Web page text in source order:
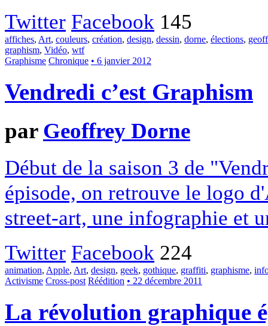
Twitter Facebook 145
affiches, Art, couleurs, création, design, dessin, dorne, élections,
graphism, Vidéo, wtf
Graphisme Chronique • 6 janvier 2012
Vendredi c’est Graphism
par Geoffrey Dorne
Début de la saison 3 de
épisode, on retrouve le logo
street-art, une infographie et
Twitter Facebook 224
animation, Apple, Art, design, geek, gothique, graffiti, graphisme,
Activisme Cross-post Réédition • 22 décembre 2011
La révolution graphique